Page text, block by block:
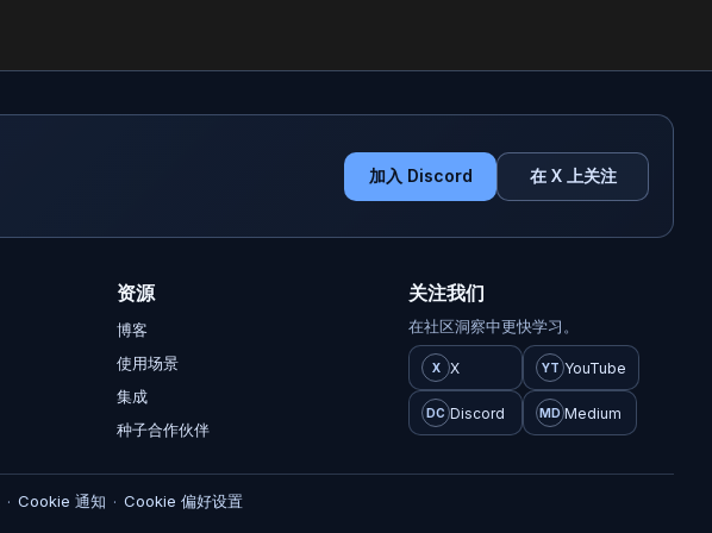
加入 Discord 在 X 上关注
资源
博客
使用场景
集成
种子合作伙伴
关注我们
在社区洞察中更快学习。
X X YT YouTube
DC Discord MD Medium
· Cookie 通知 · Cookie 偏好设置